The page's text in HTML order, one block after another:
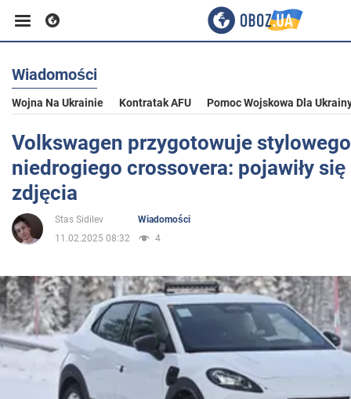
Biznes
Sport
Rozrywka
Życie
Polityka
Społeczeństwo
Wojna na Ukrainie
Wiadomości
Wojna Na Ukrainie Kontratak AFU Pomoc Wojskowa Dla
Volkswagen przygotowuje
niedrogiego crossovera: pojawiły się
zdjęcia
Stas Sidilev
Wiadomości
11.02.2025 08:32
4